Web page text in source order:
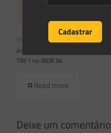
06/07/2026
Prescrição administrativa e
TRF1 no IRDR 94
Read more
Deixe um comentário